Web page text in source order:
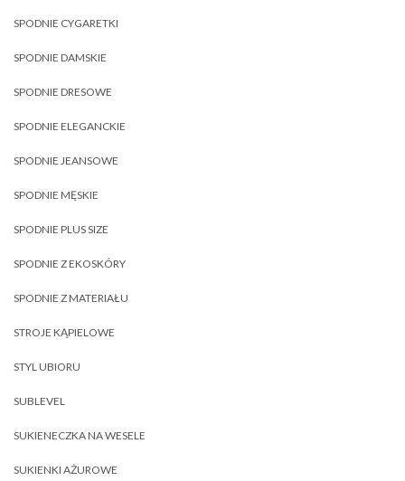
SPODNIE CYGARETKI
SPODNIE DAMSKIE
SPODNIE DRESOWE
SPODNIE ELEGANCKIE
SPODNIE JEANSOWE
SPODNIE MĘSKIE
SPODNIE PLUS SIZE
SPODNIE Z EKOSKÓRY
SPODNIE Z MATERIAŁU
STROJE KĄPIELOWE
STYL UBIORU
SUBLEVEL
SUKIENECZKA NA WESELE
SUKIENKI AŻUROWE